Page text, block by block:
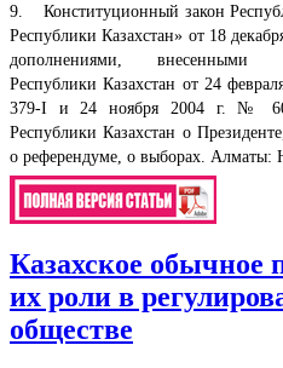
9. Конституционный закон
Республики Казахстан» от 18
дополнениями, внесенными
Республики Казахстан от 24
379-I и 24 ноября 2004 г. №
Республики Казахстан о
о референдуме, о выборах.
Казахское
их роли в
обществе